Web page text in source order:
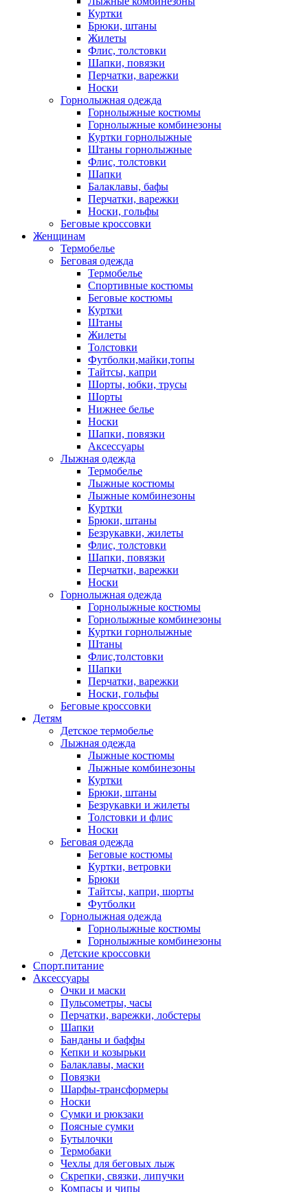
Куртки
Брюки, штаны
Жилеты
Флис, толстовки
Шапки, повязки
Перчатки, варежки
Носки
Горнолыжная одежда
Горнолыжные костюмы
Горнолыжные комбинезоны
Куртки горнолыжные
Штаны горнолыжные
Флис, толстовки
Шапки
Балаклавы, бафы
Перчатки, варежки
Носки, гольфы
Беговые кроссовки
Женщинам
Термобелье
Беговая одежда
Термобелье
Спортивные костюмы
Беговые костюмы
Куртки
Штаны
Жилеты
Толстовки
Футболки,майки,топы
Тайтсы, капри
Шорты, юбки, трусы
Шорты
Нижнее белье
Носки
Шапки, повязки
Аксессуары
Лыжная одежда
Термобелье
Лыжные костюмы
Лыжные комбинезоны
Куртки
Брюки, штаны
Безрукавки, жилеты
Флис, толстовки
Шапки, повязки
Перчатки, варежки
Носки
Горнолыжная одежда
Горнолыжные костюмы
Горнолыжные комбинезоны
Куртки горнолыжные
Штаны
Флис,толстовки
Шапки
Перчатки, варежки
Носки, гольфы
Беговые кроссовки
Детям
Детское термобелье
Лыжная одежда
Лыжные костюмы
Лыжные комбинезоны
Куртки
Брюки, штаны
Безрукавки и жилеты
Толстовки и флис
Носки
Беговая одежда
Беговые костюмы
Куртки, ветровки
Брюки
Тайтсы, капри, шорты
Футболки
Горнолыжная одежда
Горнолыжные костюмы
Горнолыжные комбинезоны
Детские кроссовки
Спорт.питание
Аксессуары
Очки и маски
Пульсометры, часы
Перчатки, варежки, лобстеры
Шапки
Банданы и баффы
Кепки и козырьки
Балаклавы, маски
Повязки
Шарфы-трансформеры
Носки
Сумки и рюкзаки
Поясные сумки
Бутылочки
Термобаки
Чехлы для беговых лыж
Скрепки, связки, липучки
Компасы и чипы